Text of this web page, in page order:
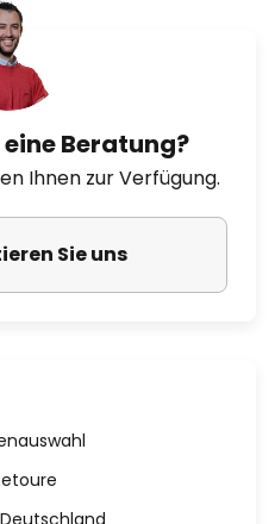
Beratung?
Ihnen zur Verfügung.
Sie uns
Deutschland